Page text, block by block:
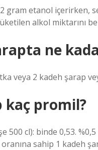
gram etanol içerirken,
alkol miktarını
ne
veya 2 kadeh şarap
kaç promil?
500 cl): binde 0,53.
sahip 1 kadeh